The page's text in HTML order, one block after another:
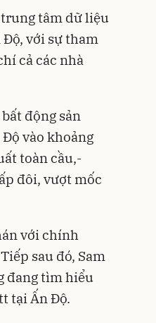
tâm dữ liệu
với sự tham
cả các nhà
động sản
vào khoảng
toàn cầu,-
đôi, vượt mốc
với chính
sau đó, Sam
đang tìm hiểu
tại Ấn Độ.